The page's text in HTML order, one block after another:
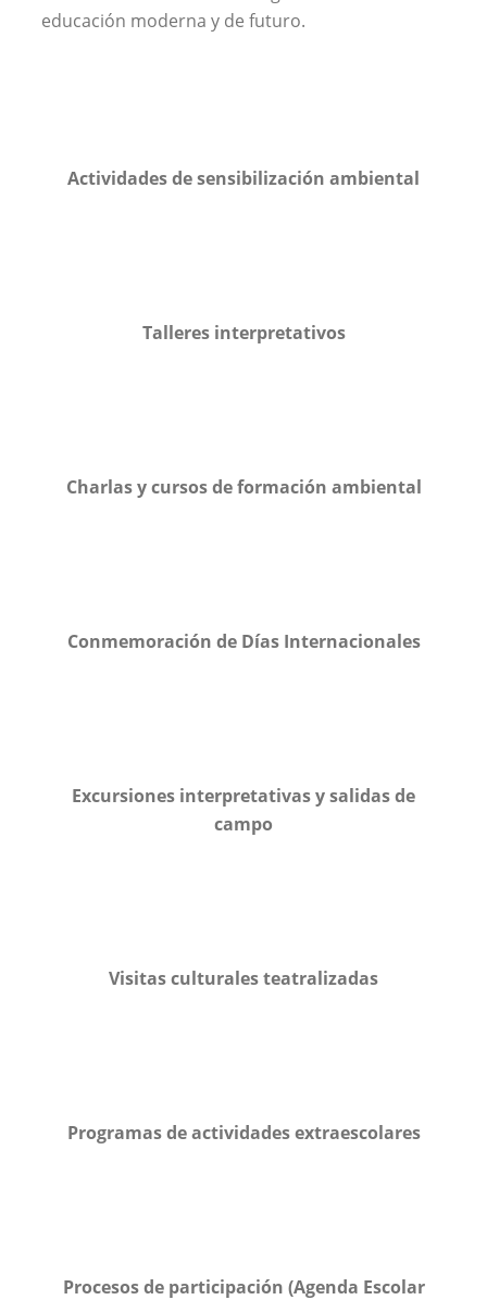
educación moderna y de futuro.
Actividades de sensibilización ambiental
Talleres interpretativos
Charlas y cursos de formación ambiental
Conmemoración de Días Internacionales
Excursiones interpretativas y salidas de
campo
Visitas culturales teatralizadas
Programas de actividades extraescolares
Procesos de participación (Agenda Escolar